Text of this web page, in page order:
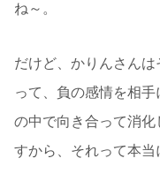
ね～。
だけど、かりんさん
って、負の感情を相
の中で向き合って消
すから、それって本当